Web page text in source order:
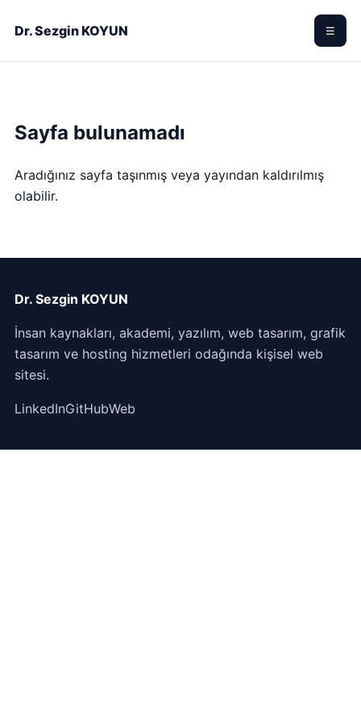
Dr. Sezgin KOYUN ☰
Sayfa bulunamadı
Aradığınız sayfa taşınmış veya yayından kaldırılmış
olabilir.
Dr. Sezgin KOYUN
İnsan kaynakları, akademi, yazılım, web tasarım, grafik
tasarım ve hosting hizmetleri odağında kişisel web
sitesi.
LinkedInGitHubWeb